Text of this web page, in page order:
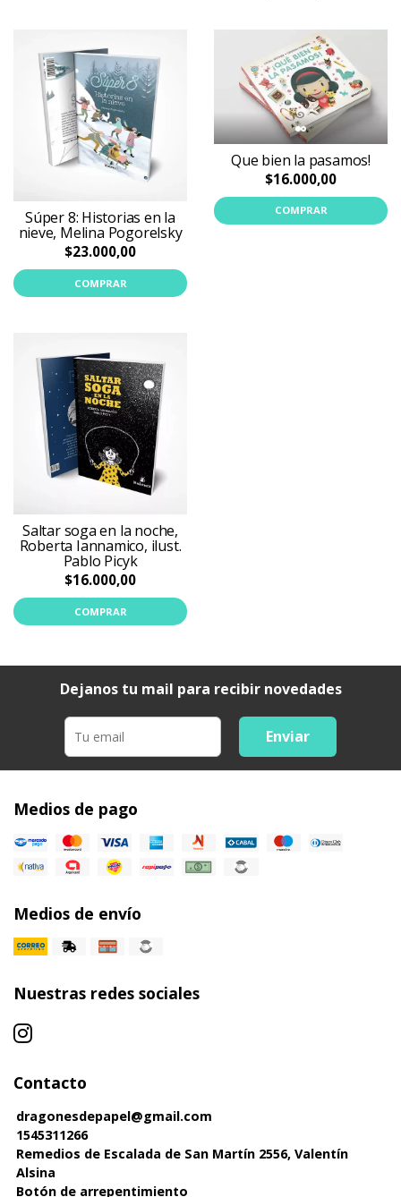
Súper 8: Historias en la
nieve, Melina Pogorelsky
$23.000,00
COMPRAR
Que bien la pasamos!
$16.000,00
COMPRAR
Saltar soga en la noche,
Roberta Iannamico, ilust.
Pablo Picyk
$16.000,00
COMPRAR
Dejanos tu mail para recibir novedades
Enviar
Medios de pago
Medios de envío
Nuestras redes sociales
Contacto
dragonesdepapel@gmail.com
1545311266
Remedios de Escalada de San Martín 2556, Valentín
Alsina
Botón de arrepentimiento